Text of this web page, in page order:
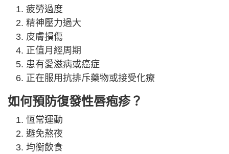
疲勞過度
精神壓力過大
皮膚損傷
正值月經周期
患有愛滋病或癌症
正在服用抗排斥藥物或接受化療
如何預防復發性唇疱疹？
恆常運動
避免熬夜
均衡飲食